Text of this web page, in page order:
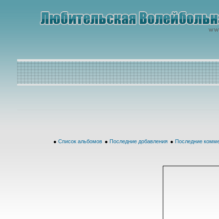
● Список альбомов ● Последние добавления ● Последние